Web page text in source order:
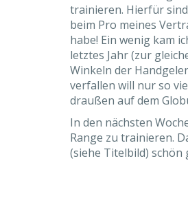
trainieren. Hierfür
beim Pro meines
habe! Ein wenig kam
letztes Jahr (zur
Winkeln der
verfallen will nur so
draußen auf dem
In den nächsten
Range zu trainieren.
(siehe Titelbild) schön